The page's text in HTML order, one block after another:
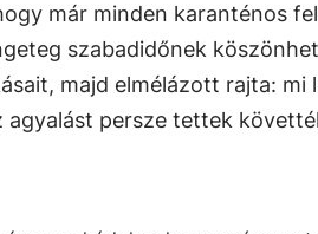
már minden karanténos
szabadidőnek
majd elmélázott rajta:
agyalást persze tettek